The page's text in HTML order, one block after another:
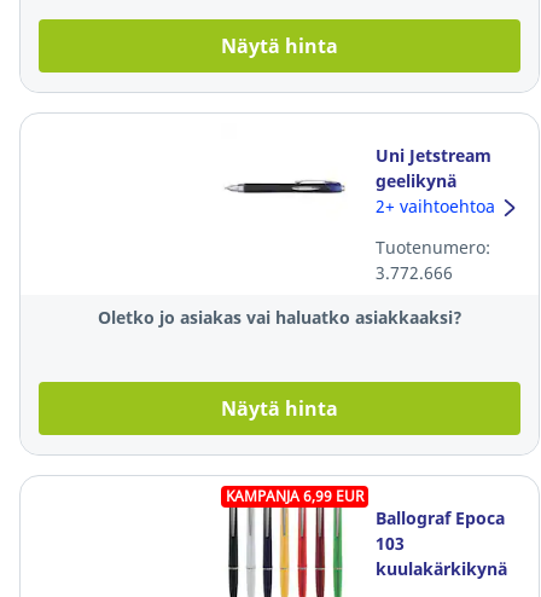
Näytä hinta
Uni Jetstream
geelikynä
mekanismilla
2+ vaihtoehtoa
Tuotenumero:
3.772.666
Oletko jo asiakas vai haluatko asiakkaaksi?
Näytä hinta
KAMPANJA 6,99 EUR
Ballograf Epoca
103
kuulakärkikynä